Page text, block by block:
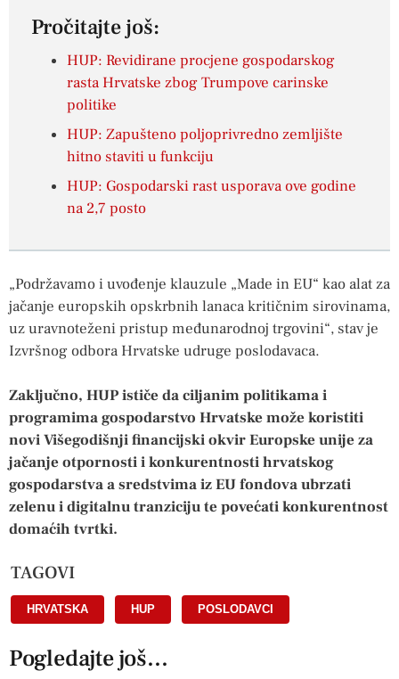
Pročitajte još:
HUP: Revidirane procjene gospodarskog
rasta Hrvatske zbog Trumpove carinske
politike
HUP: Zapušteno poljoprivredno zemljište
hitno staviti u funkciju
HUP: Gospodarski rast usporava ove godine
na 2,7 posto
„Podržavamo i uvođenje klauzule „Made in EU“ kao alat za
jačanje europskih opskrbnih lanaca kritičnim sirovinama,
uz uravnoteženi pristup međunarodnoj trgovini“, stav je
Izvršnog odbora Hrvatske udruge poslodavaca.
Zaključno, HUP ističe da ciljanim politikama i
programima gospodarstvo Hrvatske može koristiti
novi Višegodišnji financijski okvir Europske unije za
jačanje otpornosti i konkurentnosti hrvatskog
gospodarstva a sredstvima iz EU fondova ubrzati
zelenu i digitalnu tranziciju te povećati konkurentnost
domaćih tvrtki.
TAGOVI
HRVATSKA HUP POSLODAVCI
Pogledajte još...